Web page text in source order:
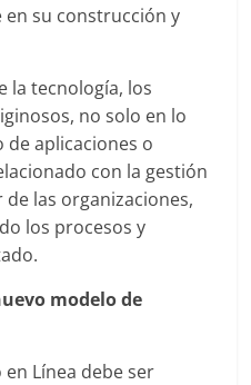
su construcción y
la tecnología, los
no solo en lo
aplicaciones o
con la gestión
las organizaciones,
los procesos y
modelo de
Línea debe ser